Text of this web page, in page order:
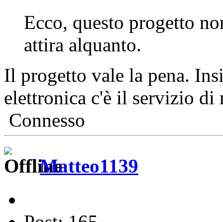
Ecco, questo progetto
attira alquanto.
Il progetto vale la pena.
elettronica c'è il servizio di
Connesso
Matteo1139